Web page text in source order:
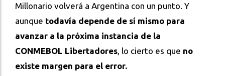
Millonario volverá a Argentina con un punto. Y
aunque todavía depende de sí mismo para
avanzar a la próxima instancia de la
CONMEBOL Libertadores , lo cierto es que no
existe margen para el error.